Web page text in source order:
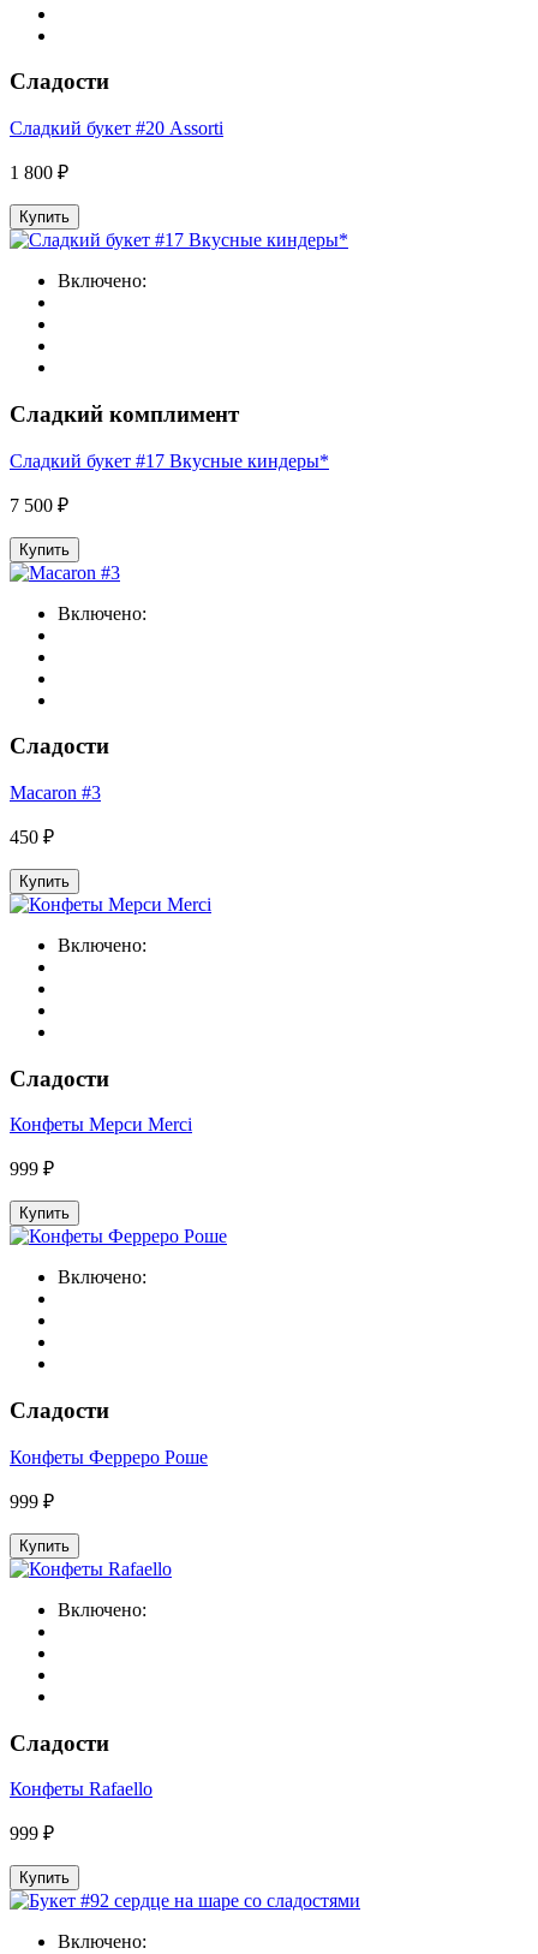
Сладости
Сладкий букет #20 Assorti
1 800 ₽
Купить
Включено:
Сладкий комплимент
Сладкий букет #17 Вкусные киндеры*
7 500 ₽
Купить
Включено:
Сладости
Macaron #3
450 ₽
Купить
Включено:
Сладости
Конфеты Мерси Merci
999 ₽
Купить
Включено:
Сладости
Конфеты Ферреро Роше
999 ₽
Купить
Включено:
Сладости
Конфеты Rafaello
999 ₽
Купить
Включено: